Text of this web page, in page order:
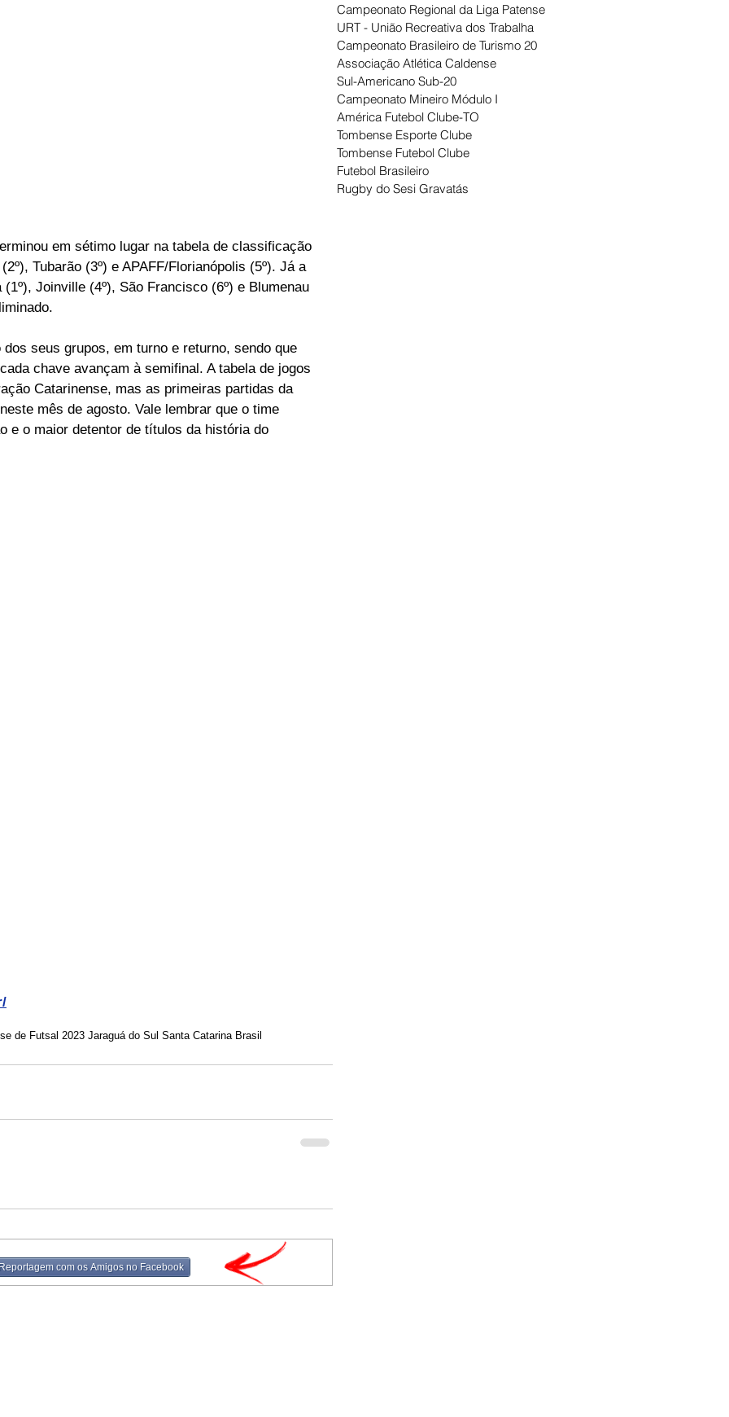
em sétimo lugar na tabela de classificação
Tubarão (3º) e APAFF/Florianópolis (5º). Já a
Joinville (4º), São Francisco (6º) e Blumenau
seus grupos, em turno e returno, sendo que
chave avançam à semifinal. A tabela de jogos
Catarinense, mas as primeiras partidas da
mês de agosto. Vale lembrar que o time
e o maior detentor de títulos da história do
de Futsal 2023 Jaraguá do Sul Santa Catarina Brasil
com os Amigos no Facebook
Campeonato Regional da Liga Patense
URT - União Recreativa dos Trabalha
Campeonato Brasileiro de Turismo 20
Associação Atlética Caldense
Sul-Americano Sub-20
Campeonato Mineiro Módulo I
América Futebol Clube-TO
Tombense Esporte Clube
Tombense Futebol Clube
Futebol Brasileiro
Rugby do Sesi Gravatás